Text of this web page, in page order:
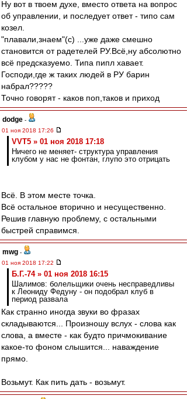
Ну вот в твоем духе, вместо ответа на вопрос
об управлении, и последует ответ - типо сам
козел.
"плавали,знаем"(с) ...уже даже смешно
становится от радетелей РУ.Всё,ну абсолютно
всё предсказуемо. Типа пипл хавает.
Господи,где ж таких людей в РУ барин
набрал?????
Точно говорят - каков поп,таков и приход
dodge -
01 ноя 2018 17:26
VVT5 » 01 ноя 2018 17:18
Ничего не меняет- структура управления
клубом у нас не фонтан, глупо это отрицать
Всё. В этом месте точка.
Всё остальное вторично и несущественно.
Решив главную проблему, с остальными
быстрей справимся.
mwg -
01 ноя 2018 17:22
Б.Г.-74 » 01 ноя 2018 16:15
Шалимов: болельщики очень несправедливы
к Леониду Федуну - он подобрал клуб в
период развала
Как странно иногда звуки во фразах
складываются... Произношу вслух - слова как
слова, а вместе - как будто причмокивание
какое-то фоном слышится... наваждение
прямо.
Возьмут. Как пить дать - возьмут.